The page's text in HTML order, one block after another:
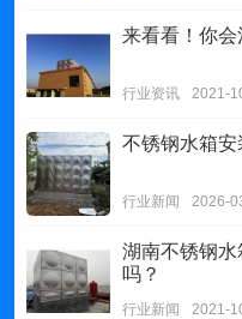
来看看！你会
行业资讯 2021-
不锈钢水箱
行业新闻 2026-
湖南不锈钢
吗？
行业新闻 2021-